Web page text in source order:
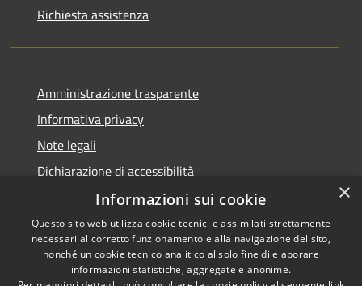
Richiesta assistenza
Amministrazione trasparente
Informativa privacy
Note legali
Dichiarazione di accessibilità
Accessibilità
×
Informazioni sui cookie
Questo sito web utilizza cookie tecnici e assimilati strettamente
necessari al corretto funzionamento e alla navigazione del sito,
nonché un cookie tecnico analitico al solo fine di elaborare
informazioni statistiche, aggregate e anonime.